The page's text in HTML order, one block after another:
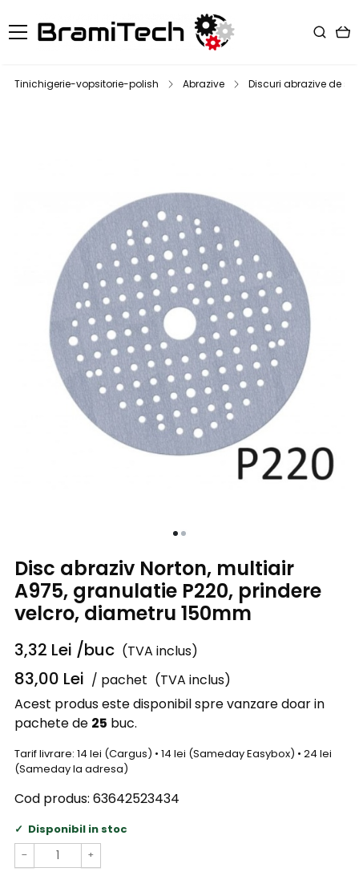
Tinichigerie-vopsitorie-polish Abrazive Discuri abrazive de
Disc abraziv Norton, multiair
A975, granulatie P220, prindere
velcro, diametru 150mm
3,32 Lei /buc (TVA inclus)
83,00 Lei / pachet (TVA inclus)
Acest produs este disponibil spre vanzare doar in
pachete de 25 buc.
Tarif livrare: 14 lei (Cargus) • 14 lei (Sameday Easybox) • 24 lei
(Sameday la adresa)
Cod produs: 63642523434
Disponibil in stoc
− +